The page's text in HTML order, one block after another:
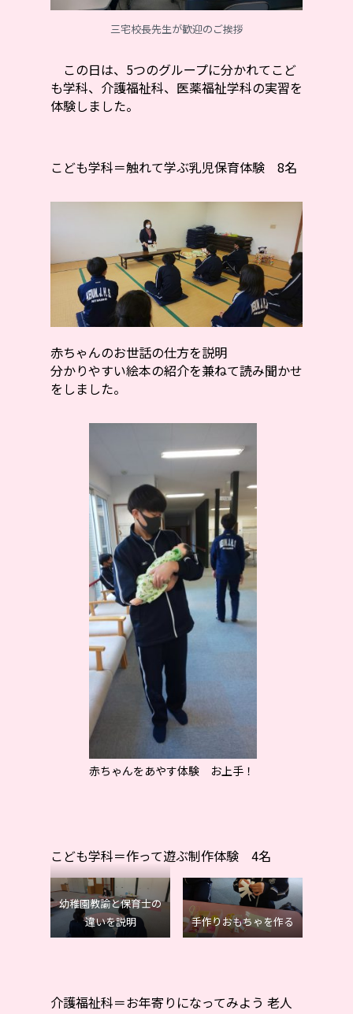
三宅校長先生が歓迎のご挨拶
この日は、5つのグループに分かれてこど
も学科、介護福祉科、医薬福祉学科の実習を
体験しました。
こども学科＝触れて学ぶ乳児保育体験 8名
赤ちゃんのお世話の仕方を説明
分かりやすい絵本の紹介を兼ねて読み聞かせ
をしました。
赤ちゃんをあやす体験 お上手！
こども学科＝作って遊ぶ制作体験 4名
幼稚園教諭と保育士の
違いを説明
手作りおもちゃを作る
介護福祉科＝お年寄りになってみよう 老人